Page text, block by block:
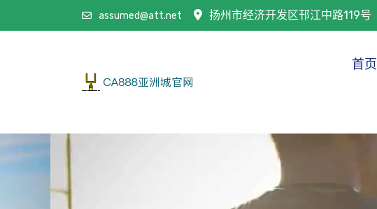
assumed@att.net 扬州市经济开发区邗江中路119号
首页